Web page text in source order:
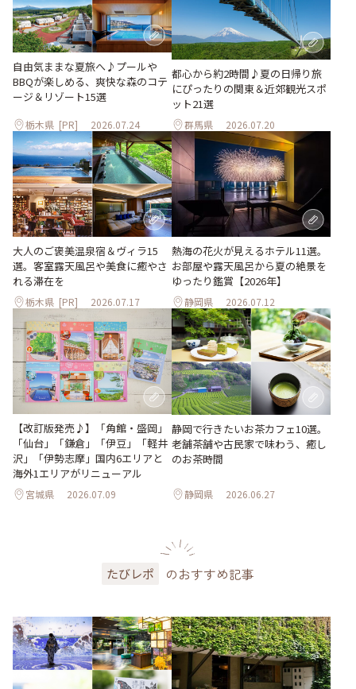
自由気ままな夏旅へ♪プールや
BBQが楽しめる、爽快な森のコテ
ージ＆リゾート15選
栃木県 [PR] 2026.07.24
都心から約2時間♪夏の日帰り旅
にぴったりの関東＆近郊観光スポ
ット21選
群馬県 2026.07.20
大人のご褒美温泉宿＆ヴィラ15
選。客室露天風呂や美食に癒やさ
れる滞在を
栃木県 [PR] 2026.07.17
熱海の花火が見えるホテル11選。
お部屋や露天風呂から夏の絶景を
ゆったり鑑賞【2026年】
静岡県 2026.07.12
【改訂版発売♪】「角館・盛岡」
「仙台」「鎌倉」「伊豆」「軽井
沢」「伊勢志摩」国内6エリアと
海外1エリアがリニューアル
宮城県 2026.07.09
静岡で行きたいお茶カフェ10選。
老舗茶舗や古民家で味わう、癒し
のお茶時間
静岡県 2026.06.27
たびレポ のおすすめ記事